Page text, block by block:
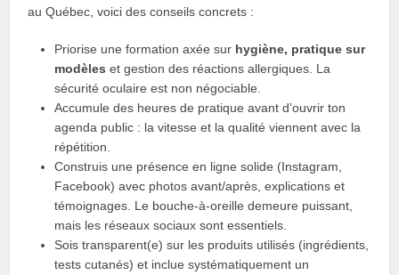
au Québec, voici des conseils concrets :
Priorise une formation axée sur hygiène, pratique sur
modèles et gestion des réactions allergiques. La
sécurité oculaire est non négociable.
Accumule des heures de pratique avant d’ouvrir ton
agenda public : la vitesse et la qualité viennent avec la
répétition.
Construis une présence en ligne solide (Instagram,
Facebook) avec photos avant/après, explications et
témoignages. Le bouche-à-oreille demeure puissant,
mais les réseaux sociaux sont essentiels.
Sois transparent(e) sur les produits utilisés (ingrédients,
tests cutanés) et inclue systématiquement un